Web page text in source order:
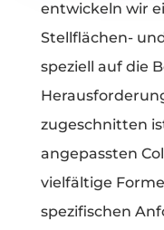
entwickeln wir
Stellflächen-
speziell auf die
zugeschnitten
angepassten
vielfältige
spezifischen